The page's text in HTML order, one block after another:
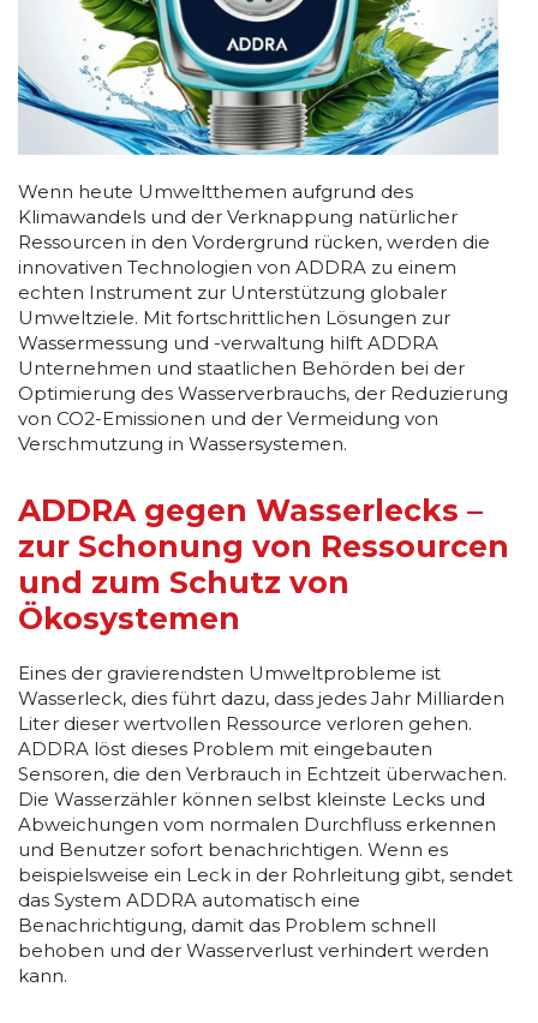
Wenn heute Umweltthemen aufgrund des
Klimawandels und der Verknappung natürlicher
Ressourcen in den Vordergrund rücken, werden die
innovativen Technologien von ADDRA zu einem
echten Instrument zur Unterstützung globaler
Umweltziele. Mit fortschrittlichen Lösungen zur
Wassermessung und -verwaltung hilft ADDRA
Unternehmen und staatlichen Behörden bei der
Optimierung des Wasserverbrauchs, der Reduzierung
von CO2-Emissionen und der Vermeidung von
Verschmutzung in Wassersystemen.
ADDRA gegen Wasserlecks –
zur Schonung von Ressourcen
und zum Schutz von
Ökosystemen
Eines der gravierendsten Umweltprobleme ist
Wasserleck, dies führt dazu, dass jedes Jahr Milliarden
Liter dieser wertvollen Ressource verloren gehen.
ADDRA löst dieses Problem mit eingebauten
Sensoren, die den Verbrauch in Echtzeit überwachen.
Die Wasserzähler können selbst kleinste Lecks und
Abweichungen vom normalen Durchfluss erkennen
und Benutzer sofort benachrichtigen. Wenn es
beispielsweise ein Leck in der Rohrleitung gibt, sendet
das System ADDRA automatisch eine
Benachrichtigung, damit das Problem schnell
behoben und der Wasserverlust verhindert werden
kann.